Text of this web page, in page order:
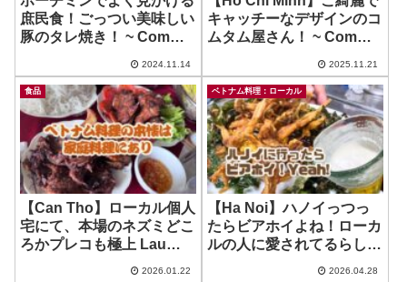
庶民食！ごっつい美味しい
豚のタレ焼き！ ~ Com
2024.11.14
キャッチーなデザインのコ
ムタム屋さん！ ~ Com
2025.11.21
食品
【Can Tho】ローカル個人
宅にて、本場のネズミどこ
ろかプレコも極上 Lau
2026.01.22
ベトナム料理：ローカル
【Ha Noi】ハノイっつっ
たらビアホイよね！ローカ
ルの人に愛されてるらしい
2026.04.28